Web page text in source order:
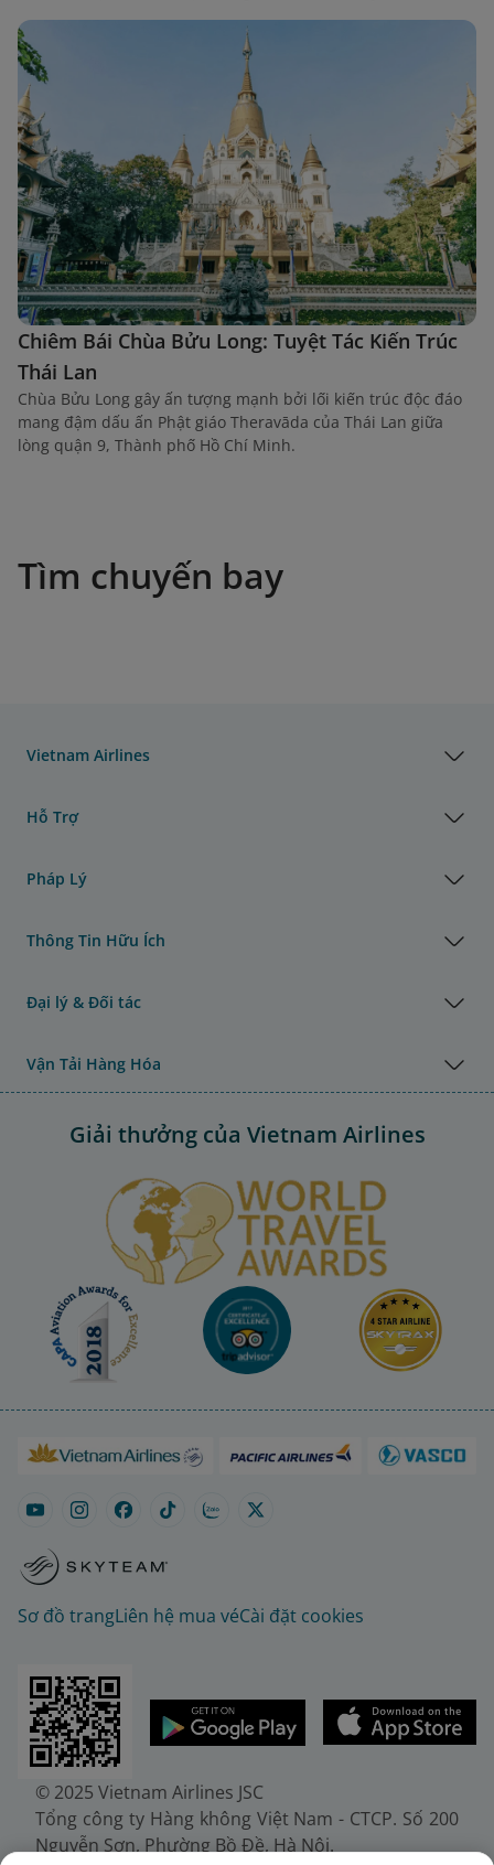
Chiêm Bái Chùa Bửu Long: Tuyệt Tác Kiến Trúc
Thái Lan
Chùa Bửu Long gây ấn tượng mạnh bởi lối kiến trúc độc đáo
mang đậm dấu ấn Phật giáo Theravāda của Thái Lan giữa
lòng quận 9, Thành phố Hồ Chí Minh.
Tìm chuyến bay
Vietnam Airlines
Hỗ Trợ
Pháp Lý
Thông Tin Hữu Ích
Đại lý & Đối tác
Vận Tải Hàng Hóa
Giải thưởng của Vietnam Airlines
Sơ đồ trangLiên hệ mua véCài đặt cookies
© 2025 Vietnam Airlines JSC
Tổng công ty Hàng không Việt Nam - CTCP. Số 200
Nguyễn Sơn, Phường Bồ Đề, Hà Nội.